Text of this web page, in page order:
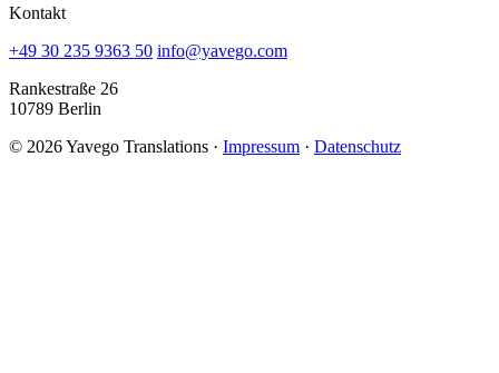
Kontakt
+49 30 235 9363 50 info@yavego.com
Rankestraße 26
10789 Berlin
© 2026 Yavego Translations · Impressum · Datenschutz